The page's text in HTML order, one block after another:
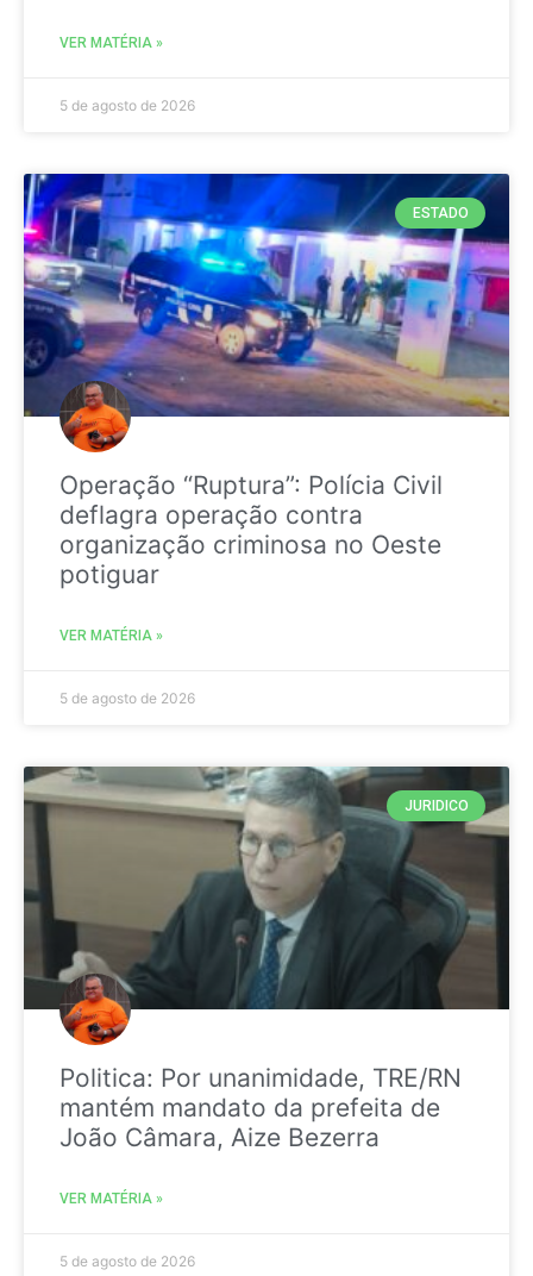
VER MATÉRIA »
5 de agosto de 2026
ESTADO
Operação “Ruptura”: Polícia Civil
deflagra operação contra
organização criminosa no Oeste
potiguar
VER MATÉRIA »
5 de agosto de 2026
JURIDICO
Politica: Por unanimidade, TRE/RN
mantém mandato da prefeita de
João Câmara, Aize Bezerra
VER MATÉRIA »
5 de agosto de 2026